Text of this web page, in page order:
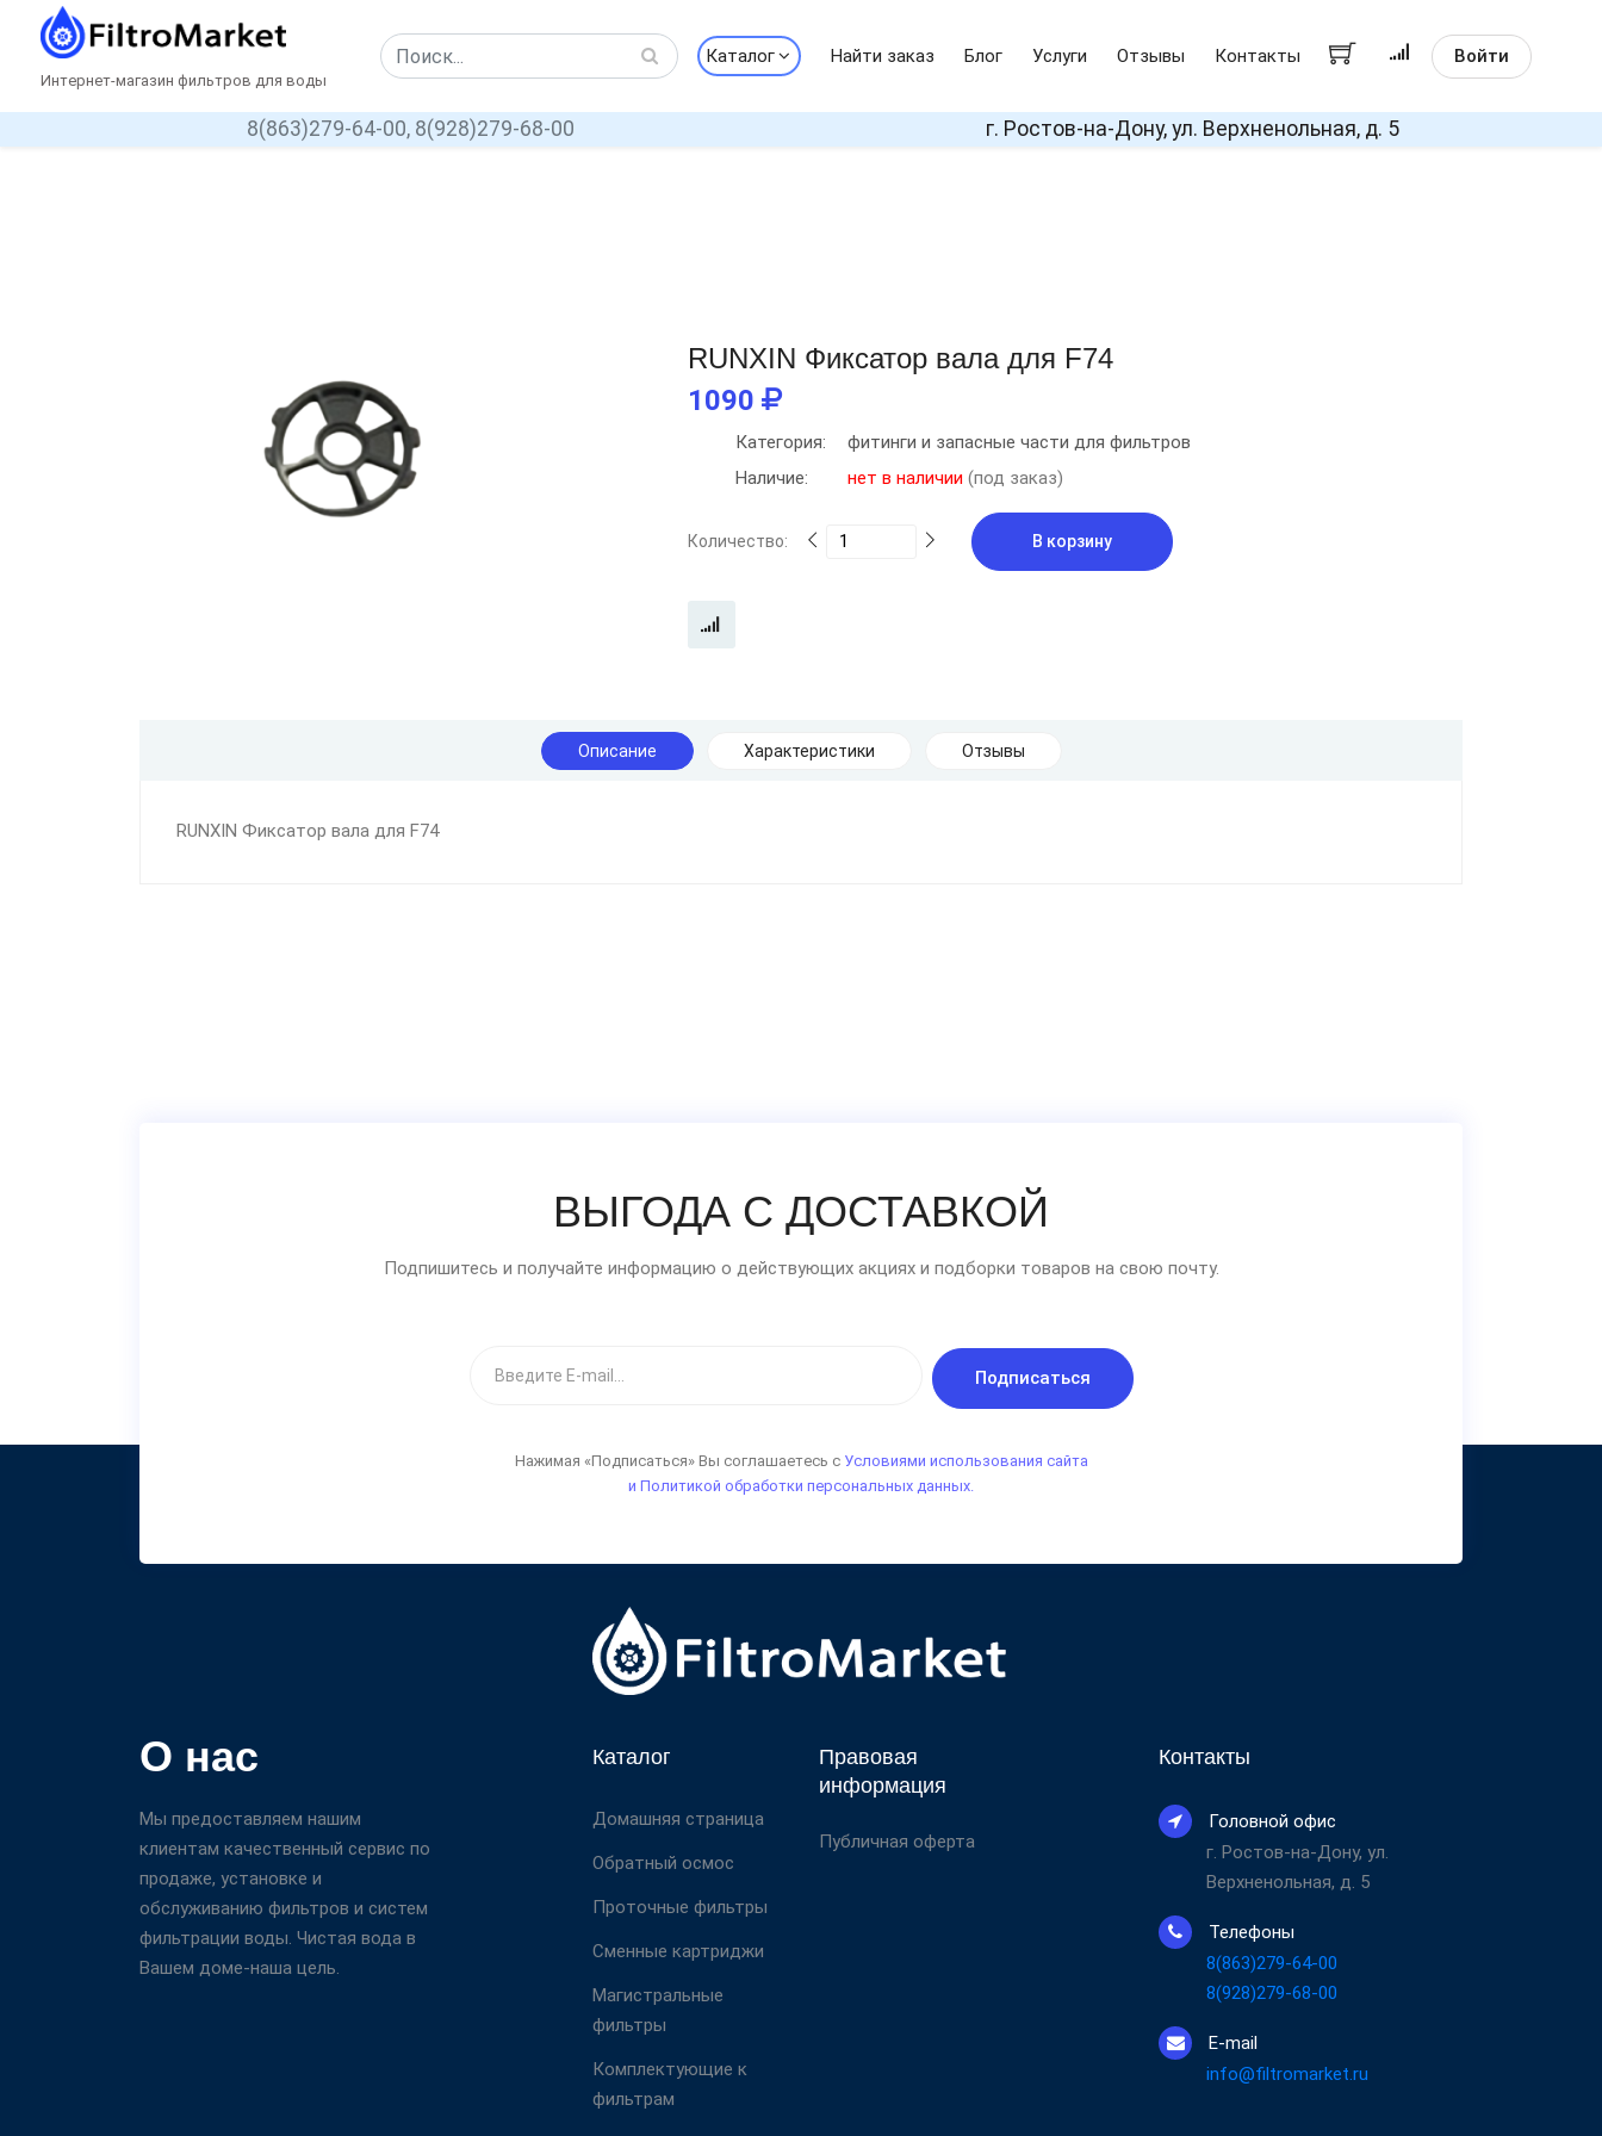
Интернет-магазин фильтров для воды
Каталог Найти заказ Блог Услуги Отзывы Контакты Войти
8(863)279-64-00, 8(928)279-68-00 г. Ростов-на-Дону, ул. Верхненольная, д. 5
RUNXIN Фиксатор вала для F74
1090
Категория:
фитинги и запасные части для фильтров
Наличие:
нет в наличии (под заказ)
Количество: В корзину
Описание Характеристики Отзывы
RUNXIN Фиксатор вала для F74
ВЫГОДА С ДОСТАВКОЙ
Подпишитесь и получайте информацию о действующих акциях и подборки товаров на свою почту.
Подписаться
Нажимая «Подписаться» Вы соглашаетесь с Условиями использования сайта
и Политикой обработки персональных данных.
О нас
Мы предоставляем нашим
клиентам качественный сервис по
продаже, установке и
обслуживанию фильтров и систем
фильтрации воды. Чистая вода в
Вашем доме-наша цель.
Каталог
Домашняя страница
Обратный осмос
Проточные фильтры
Сменные картриджи
Магистральные
фильтры
Комплектующие к
фильтрам
Правовая
информация
Публичная оферта
Контакты
Головной офис
г. Ростов-на-Дону, ул.
Верхненольная, д. 5
Телефоны
8(863)279-64-00
8(928)279-68-00
E-mail
info@filtromarket.ru